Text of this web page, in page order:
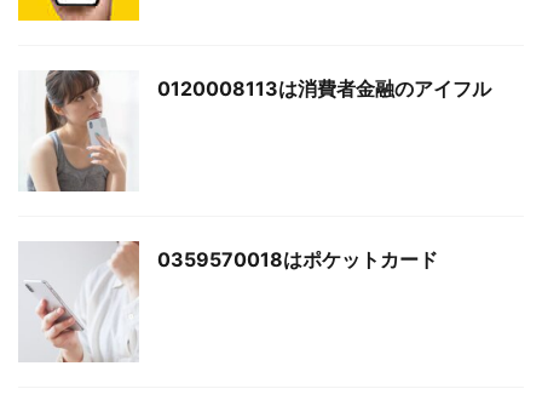
0120008113は消費者金融のアイフル
0359570018はポケットカード